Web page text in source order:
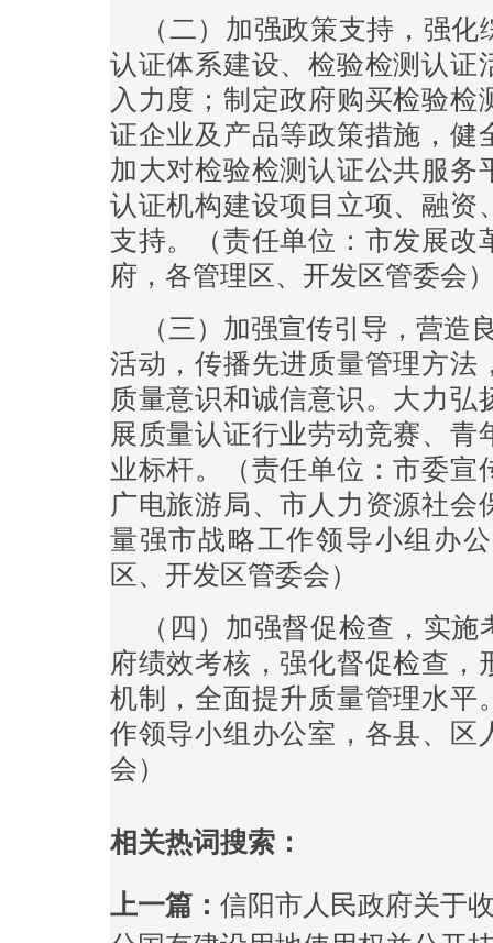
（二）加强政策支持，强
认证体系建设、检验检测认证
入力度；制定政府购买检验
证企业及产品等政策措施，健
加大对检验检测认证公共服务
认证机构建设项目立项、融资
支持。（责任单位：市发展改
府，各管理区、开发区管委会
（三）加强宣传引导，营造
活动，传播先进质量管理方法
质量意识和诚信意识。大力
展质量认证行业劳动竞赛、
业标杆。（责任单位：市委宣
广电旅游局、市人力资源社
量强市战略工作领导小组办
区、开发区管委会）
（四）加强督促检查，实
府绩效考核，强化督促检查
机制，全面提升质量管理水平
作领导小组办公室，各县、区
会）
相关热词搜索：
上一篇： 信阳市人民政府关于